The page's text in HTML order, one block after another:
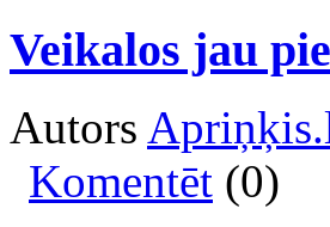
Veikalos jau
Autors
Komentēt (0)